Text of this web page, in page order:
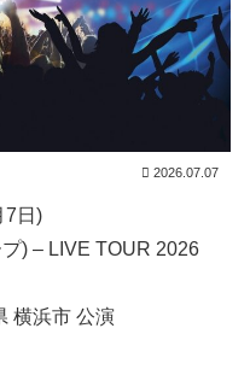
2026.07.07
7日)
) – LIVE TOUR 2026
横浜市 公演